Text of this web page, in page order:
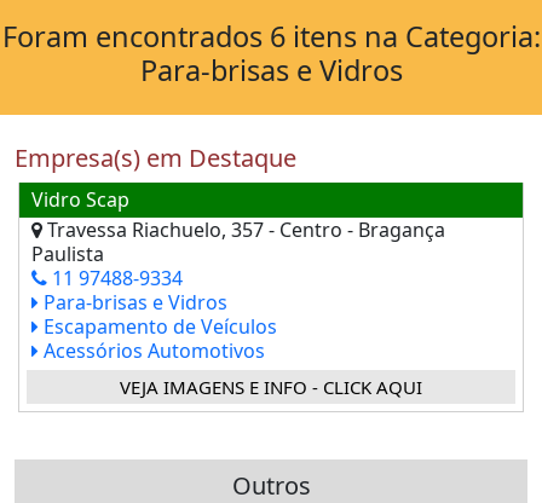
Empresa(s) em Destaque
Vidro Scap
Travessa Riachuelo, 357 - Centro - Bragança
Paulista
11 97488-9334
Para-brisas e Vidros
Escapamento de Veículos
Acessórios Automotivos
VEJA IMAGENS E INFO - CLICK AQUI
Outros
Foram encontrados 6 itens na Categoria:
Para-brisas e Vidros